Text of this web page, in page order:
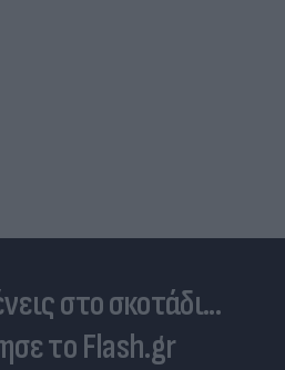
στο σκοτάδι...
το Flash.gr